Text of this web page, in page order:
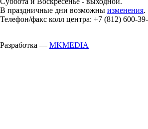
В праздничные дни возможны изменения.
Телефон/факс колл центра: +7 (812) 600-
Разработка — MKMEDIA